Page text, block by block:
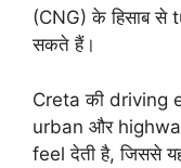
(CNG) के हिसाब
सकते हैं।
Creta की driving
urban और
feel देती है, जिससे